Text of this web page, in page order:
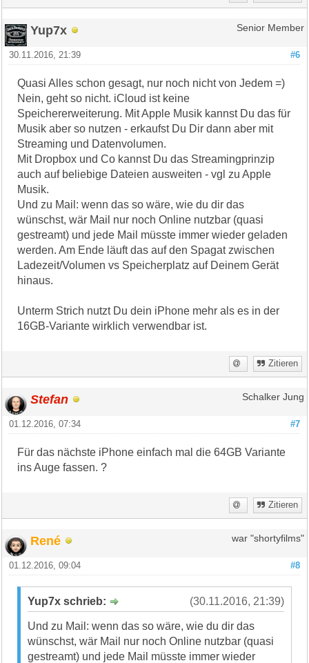
Yup7x Senior Member
#6
30.11.2016, 21:39
Quasi Alles schon gesagt, nur noch nicht von Jedem =)
Nein, geht so nicht. iCloud ist keine
Speichererweiterung. Mit Apple Musik kannst Du das für
Musik aber so nutzen - erkaufst Du Dir dann aber mit
Streaming und Datenvolumen.
Mit Dropbox und Co kannst Du das Streamingprinzip
auch auf beliebige Dateien ausweiten - vgl zu Apple
Musik.
Und zu Mail: wenn das so wäre, wie du dir das
wünschst, wär Mail nur noch Online nutzbar (quasi
gestreamt) und jede Mail müsste immer wieder geladen
werden. Am Ende läuft das auf den Spagat zwischen
Ladezeit/Volumen vs Speicherplatz auf Deinem Gerät
hinaus.
Unterm Strich nutzt Du dein iPhone mehr als es in der
16GB-Variante wirklich verwendbar ist.
Zitieren
Stefan Schalker Jung
#7
01.12.2016, 07:34
Für das nächste iPhone einfach mal die 64GB Variante
ins Auge fassen. ?
Zitieren
René war "shortyfilms"
#8
01.12.2016, 09:04
(30.11.2016, 21:39)
Yup7x schrieb:
Und zu Mail: wenn das so wäre, wie du dir das
wünschst, wär Mail nur noch Online nutzbar (quasi
gestreamt) und jede Mail müsste immer wieder